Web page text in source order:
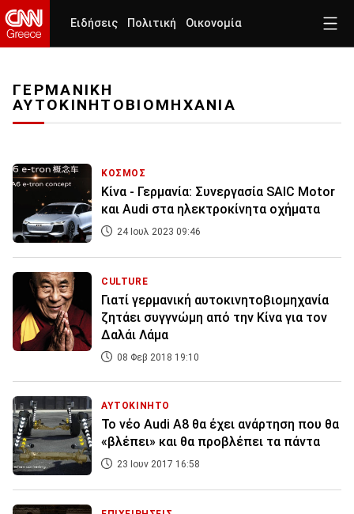
Ειδήσεις Πολιτική Οικονομία
ΓΕΡΜΑΝΙΚΗ
ΑΥΤΟΚΙΝΗΤΟΒΙΟΜΗΧΑΝΙΑ
ΚΟΣΜΟΣ
Κίνα - Γερμανία: Συνεργασία SAIC Motor
και Αudi στα ηλεκτροκίνητα οχήματα
24 Ιουλ 2023 09:46
CULTURE
Γιατί γερμανική αυτοκινητοβιομηχανία
ζητάει συγγνώμη από την Κίνα για τον
Δαλάι Λάμα
08 Φεβ 2018 19:10
ΑΥΤΟΚΙΝΗΤΟ
Το νέο Audi A8 θα έχει ανάρτηση που θα
«βλέπει» και θα προβλέπει τα πάντα
23 Ιουν 2017 16:58